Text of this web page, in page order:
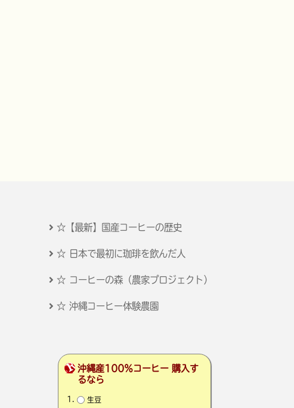
☆【最新】国産コーヒーの歴史
☆ 日本で最初に珈琲を飲んだ人
☆ コーヒーの森（農家プロジェクト）
☆ 沖縄コーヒー体験農園
沖縄産100％コーヒー 購入す
るなら
生豆